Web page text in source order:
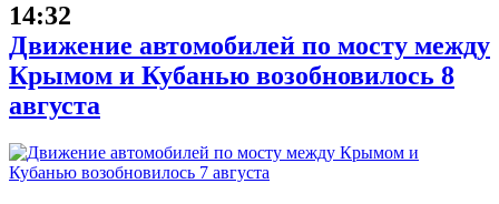
14:32
Движение автомобилей по мосту между
Крымом и Кубанью возобновилось 8
августа